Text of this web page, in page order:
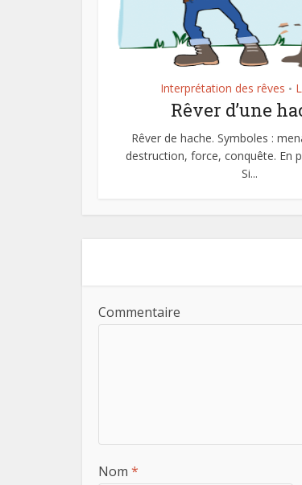
Interprétation des rêves •
Rêver d’une
Rêver de hache. Symboles :
destruction, force, conquête. En
Si...
Commentaire
Nom *